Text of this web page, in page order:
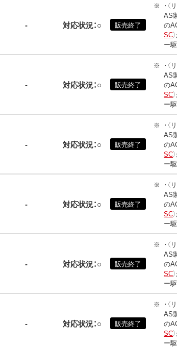
- 対応状況：○ 販売終了
・
AS
の
SC
ー
- 対応状況：○ 販売終了
・
AS
の
SC
ー
- 対応状況：○ 販売終了
・
AS
の
SC
ー
- 対応状況：○ 販売終了
・
AS
の
SC
ー
- 対応状況：○ 販売終了
・
AS
の
SC
ー
- 対応状況：○ 販売終了
・
AS
の
SC
ー